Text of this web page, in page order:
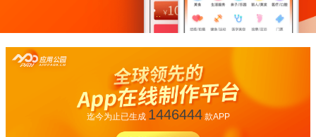
迄今为止已生成 1446444款APP